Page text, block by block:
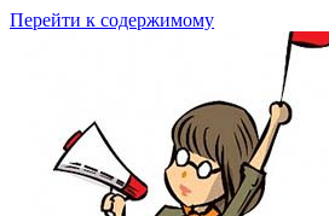
Перейти к содержимому